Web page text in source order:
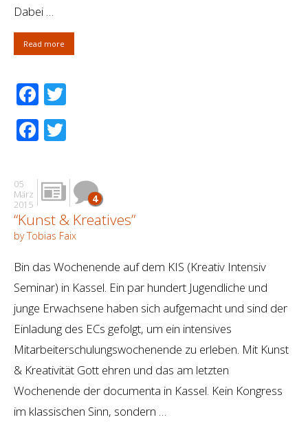
Dabei …
Read more
Facebook
Facebook
05
März
2015
4
“Kunst & Kreatives”
by Tobias Faix
Bin das Wochenende auf dem KIS (Kreativ Intensiv
Seminar) in Kassel. Ein par hundert Jugendliche und
junge Erwachsene haben sich aufgemacht und sind der
Einladung des ECs gefolgt, um ein intensives
Mitarbeiterschulungswochenende zu erleben. Mit Kunst
& Kreativität Gott ehren und das am letzten
Wochenende der documenta in Kassel. Kein Kongress
im klassischen Sinn, sondern …